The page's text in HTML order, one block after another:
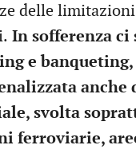
delle
In sofferenza
e
anche
svolta
ferroviarie,